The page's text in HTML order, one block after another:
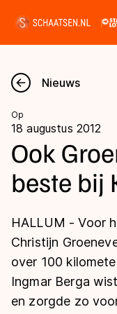
Nieuws
Kalender
Disciplines
Langebaan
Shorttrack
Inlineskaten
Uitslagen
Langebaan
Shorttrack
Marathon
Tijden &
Ranglijsten
Nieuws
Op
18 augustus 2012
Ook
beste bij
HALLUM - Voor
Christijn
over 100
Ingmar Berga
en zorgde zo